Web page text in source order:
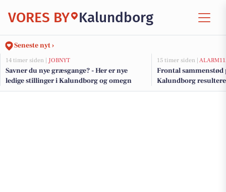
VORES BY Kalundborg
Seneste nyt ›
14 timer siden | JOBNYT
Savner du nye græsgange? - Her er nye
ledige stillinger i Kalundborg og omegn
15 timer siden |
Frontal sammenstød
Kalundborg